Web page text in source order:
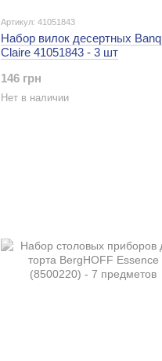
Артикул: 41051843
Набор вилок десертных
Claire 41051843 - 3 шт
146 грн
Нет в наличии